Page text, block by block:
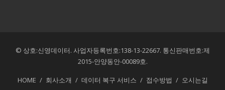
© 상호:신영데이터. 사업자등록번호:138-13-22667. 통신판매번호:제
2015-안양동안-00089호.
HOME 회사소개 데이터 복구 서비스 접수방법 오시는길